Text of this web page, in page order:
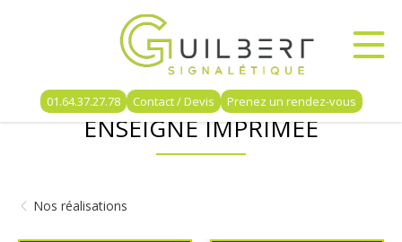
01.64.37.27.78 Contact / Devis Prenez un rendez-vous
ENSEIGNE IMPRIMÉE
Nos réalisations